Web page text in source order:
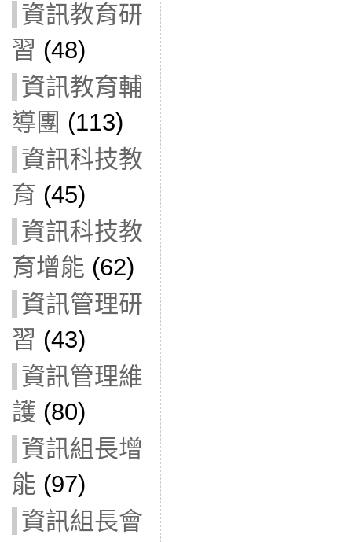
資訊教育研
習 (48)
資訊教育輔
導團 (113)
資訊科技教
育 (45)
資訊科技教
育增能 (62)
資訊管理研
習 (43)
資訊管理維
護 (80)
資訊組長增
能 (97)
資訊組長會